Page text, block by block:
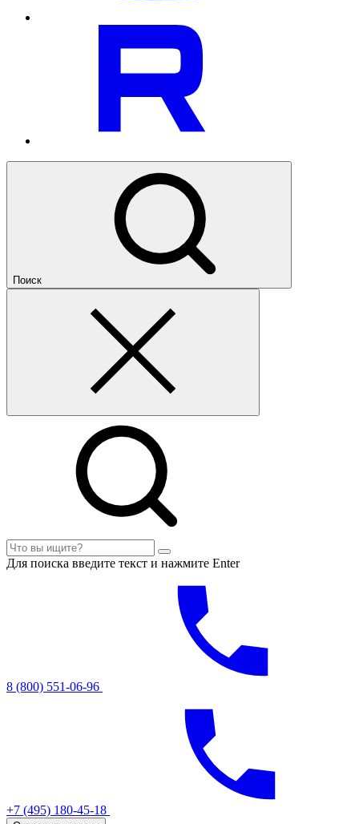
Поиск
Для поиска введите текст и нажмите Enter
8 (800) 551-06-96
+7 (495) 180-45-18